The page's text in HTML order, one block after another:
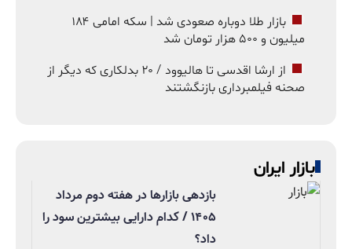
بازار طلا دوباره صعودی شد | سکه امامی ۱۸۴
میلیون و ۵۰۰ هزار تومان شد
از ارشا اقدسی تا هالیوود / ۲۰ بدلکاری که دیگر از
صحنه فیلمبرداری بازنگشتند
بازار ایران
بازدهی بازارها در هفته دوم مرداد
۱۴۰۵ / کدام دارایی بیشترین سود را
داد؟